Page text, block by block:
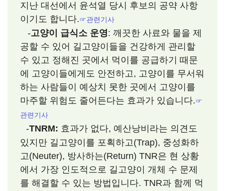
지난 대선에서 윤석열 당시 후보의 공약 사항
이기도 합니다.☞관련기사
-고양이 급식소 운영: 깨끗한 사료와 물을 제
공할 수 있어 길고양이들을 건강하게 관리할
수 있고 정해진 곳에서 먹이를 공급하기 때문
에 고양이들에게도 안전하고, 고양이를 무서워
하는 사람들이 예상치 못한 곳에서 고양이를
마주할 위험도 줄어든다는 효과가 있습니다.☞
관련기사
-TNRM: 효과가 없다, 예산낭비라는 의견도
있지만 길고양이를 포획하고(Trap), 중성화하
고(Neuter), 방사하는(Return) TNR은 현 상황
에서 가장 인도적으로 길고양이 개체 수 문제
를 해결할 수 있는 방법입니다. TNR과 함께 먹